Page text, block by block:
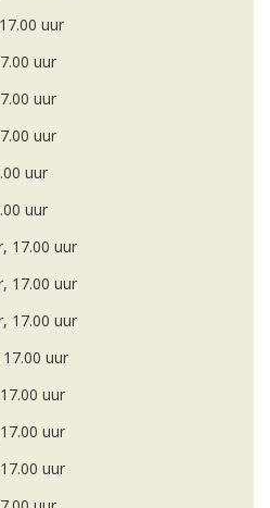
uur
uur
uur
uur
uur
uur
17.00 uur
17.00 uur
17.00 uur
uur
uur
uur
uur